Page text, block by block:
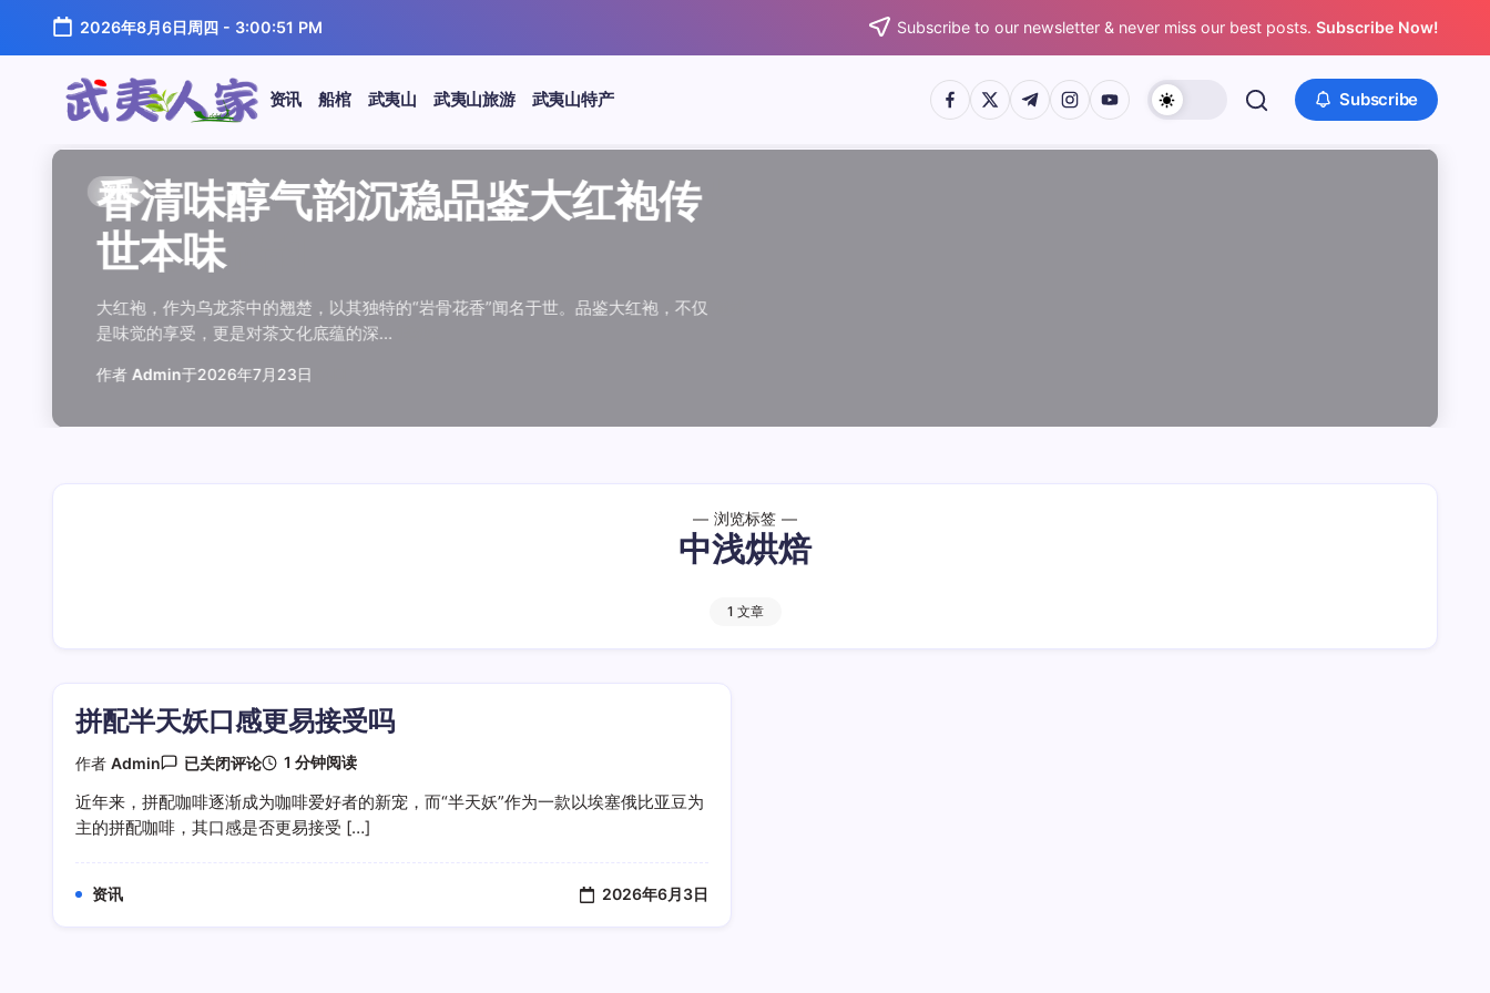
正
2026年8月6日周四- 3:00:52 PM Subscribe to our newsletter & never miss our best posts. Subscribe Now!
武
夷
资讯 船棺 武夷山 武夷山旅游 武夷山特产 https://www.facebook.com/
https://twitter.com/
https://t.me/
https://www.instagram.com/
https://youtube.com/ Subscribe
资讯
闲煮岩茶慢时光细品肉桂水仙大
红袍雅韵
在喧嚣的都市生活中，寻一处静谧，煮一壶岩茶，让时光慢下来。岩茶，产自福建武
夷山，因生长在岩石缝隙中而得名，其独…
作者 Admin于2026年7月24日
资讯
香清味醇气韵沉稳品鉴大红袍传
世本味
大红袍，作为乌龙茶中的翘楚，以其独特的“岩骨花香”闻名于世。品鉴大红袍，不仅
是味觉的享受，更是对茶文化底蕴的深…
作者 Admin于2026年7月23日
资讯
汤水顺滑底蕴绵长品鉴武夷水仙
温润质感
武夷水仙，作为乌龙茶中的经典品种，以其汤水顺滑、底蕴绵长而备受茶客青睐。品
鉴这款茶，仿佛在品味一段悠长的岁月，…
作者 Admin于2026年7月22日
资讯
唇齿留香久久不散品鉴武夷肉桂
独特魅力
武夷岩茶，素有“岩骨花香”之誉，而肉桂更是其中翘楚。其名源于香叶似肉桂，更因
其茶汤入口后，唇齿留香久久不散，令…
作者 Admin于2026年7月21日
资讯
岩韵浓淡各不同三款经典岩茶对
比品鉴
岩茶，作为乌龙茶中的瑰宝，以其独特的“岩韵”闻名于世。所谓岩韵，是茶叶在武夷
山丹霞地貌中吸收岩石矿物精华后形成…
作者 Admin于2026年7月20日
资讯
观汤色赏叶底全面品鉴肉桂水仙
大红袍
品鉴武夷岩茶，观汤色与赏叶底是关键环节。肉桂、水仙、大红袍作为岩茶代表，其
汤色与叶底各具特色，折射出工艺与山场…
作者 Admin于2026年7月19日
资讯
闲煮岩茶慢时光细品肉桂水仙大
红袍雅韵
在喧嚣的都市生活中，寻一处静谧，煮一壶岩茶，让时光慢下来。岩茶，产自福建武
夷山，因生长在岩石缝隙中而得名，其独…
作者 Admin于2026年7月24日
资讯
香清味醇气韵沉稳品鉴大红袍传
世本味
大红袍，作为乌龙茶中的翘楚，以其独特的“岩骨花香”闻名于世。品鉴大红袍，不仅
是味觉的享受，更是对茶文化底蕴的深…
作者 Admin于2026年7月23日
资讯汤水顺滑底蕴绵长品鉴武夷水仙
温润质感
武夷水仙，作为乌龙茶中的经典品种，以其汤水顺滑、底蕴绵长而备受茶客青睐。品
鉴这款茶，仿佛在品味一段悠长的岁月，…
Admin于2026年7月22日
资讯唇齿留香久久不散品鉴武夷肉桂
独特魅力
武夷岩茶，素有“岩骨花香”之誉，而肉桂更是其中翘楚。其名源于香叶似肉桂，更因
其茶汤入口后，唇齿留香久久不散，令…
Admin于2026年7月21日
资讯岩韵浓淡各不同三款经典岩茶对
比品鉴
岩茶，作为乌龙茶中的瑰宝，以其独特的“岩韵”闻名于世。所谓岩韵，是茶叶在武夷
山丹霞地貌中吸收岩石矿物精华后形成…
Admin于2026年7月20日
资讯观汤色赏叶底全面品鉴肉桂水仙
大红袍
品鉴武夷岩茶，观汤色与赏叶底是关键环节。肉桂、水仙、大红袍作为岩茶代表，其
汤色与叶底各具特色，折射出工艺与山场…
Admin于2026年7月19日
资讯闲煮岩茶慢时光细品肉桂水仙大
红袍雅韵
在喧嚣的都市生活中，寻一处静谧，煮一壶岩茶，让时光慢下来。岩茶，产自福建武
夷山，因生长在岩石缝隙中而得名，其独…
Admin于2026年7月24日
资讯香清味醇气韵沉稳品鉴大红袍传
世本味
大红袍，作为乌龙茶中的翘楚，以其独特的“岩骨花香”闻名于世。品鉴大红袍，不仅
是味觉的享受，更是对茶文化底蕴的深…
Admin于2026年7月23日
资讯汤水顺滑底蕴绵长品鉴武夷水仙
温润质感
武夷水仙，作为乌龙茶中的经典品种，以其汤水顺滑、底蕴绵长而备受茶客青睐。品
鉴这款茶，仿佛在品味一段悠长的岁月，…
Admin于2026年7月22日
资讯唇齿留香久久不散品鉴武夷肉桂
独特魅力
武夷岩茶，素有“岩骨花香”之誉，而肉桂更是其中翘楚。其名源于香叶似肉桂，更因
其茶汤入口后，唇齿留香久久不散，令…
Admin于2026年7月21日
资讯岩韵浓淡各不同三款经典岩茶对
比品鉴
岩茶，作为乌龙茶中的瑰宝，以其独特的“岩韵”闻名于世。所谓岩韵，是茶叶在武夷
山丹霞地貌中吸收岩石矿物精华后形成…
Admin于2026年7月20日
资讯观汤色赏叶底全面品鉴肉桂水仙
大红袍
品鉴武夷岩茶，观汤色与赏叶底是关键环节。肉桂、水仙、大红袍作为岩茶代表，其
汤色与叶底各具特色，折射出工艺与山场…
Admin于2026年7月19日
浏览标签
中浅烘焙
1 文章
拼配半天妖口感更易接受吗
作者 Admin
拼
半
天
妖
已关闭评论 1 分钟阅读
近年来，拼配咖啡逐渐成为咖啡爱好者的新宠，而“半天妖”作为一款以埃塞俄比亚豆为
主的拼配咖啡，其口感是否更易接受 […]
资讯 2026年6月3日